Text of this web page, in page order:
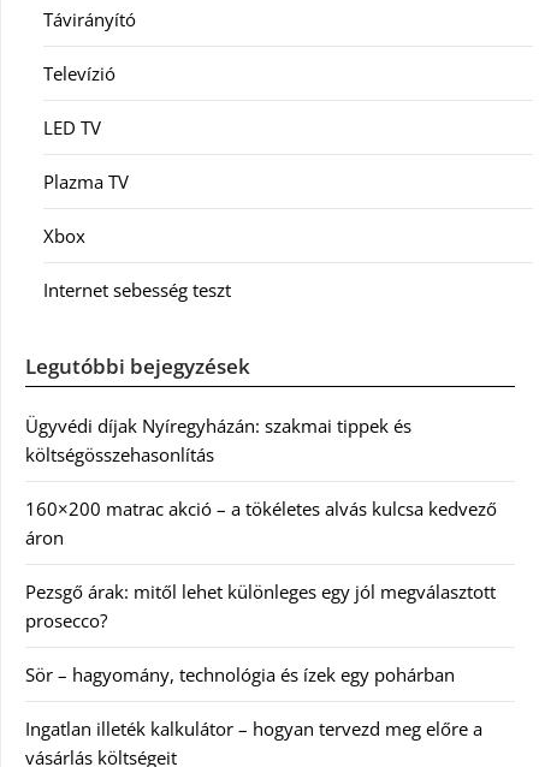
Távirányító
Televízió
LED TV
Plazma TV
Xbox
Internet sebesség teszt
Legutóbbi bejegyzések
Ügyvédi díjak Nyíregyházán: szakmai tippek és
költségösszehasonlítás
160×200 matrac akció – a tökéletes alvás kulcsa kedvező
áron
Pezsgő árak: mitől lehet különleges egy jól megválasztott
prosecco?
Sör – hagyomány, technológia és ízek egy pohárban
Ingatlan illeték kalkulátor – hogyan tervezd meg előre a
vásárlás költségeit